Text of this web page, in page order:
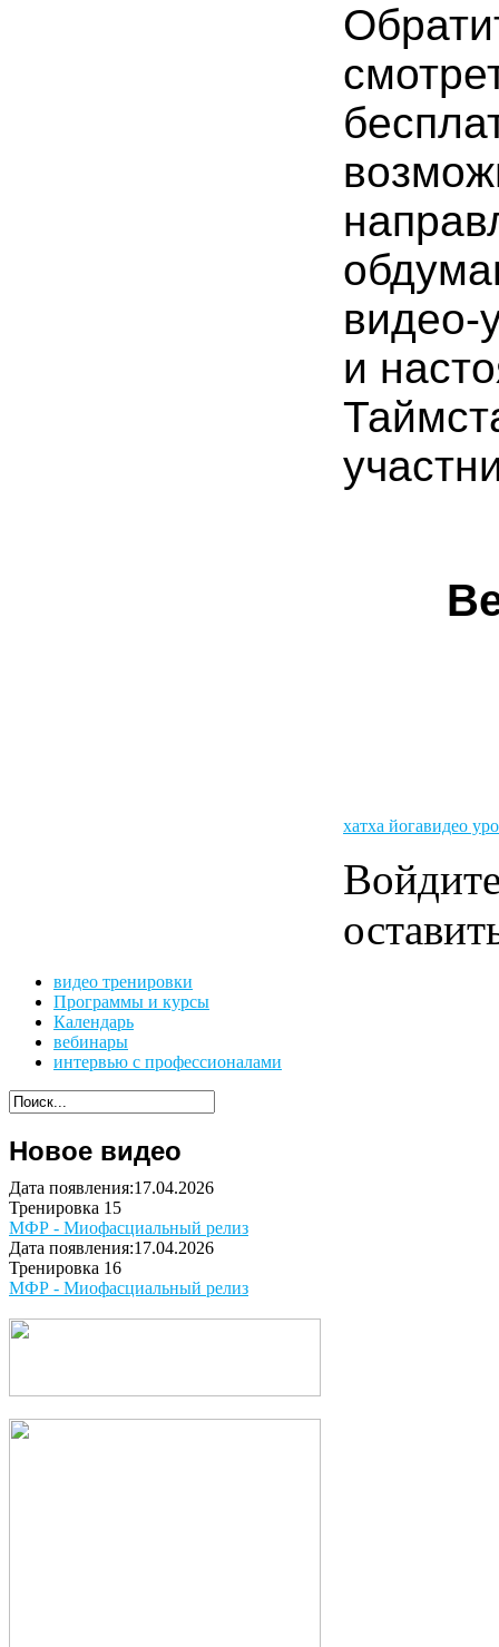
видео-
и
хатха йогавидео
видео тренировки
Программы и курсы
Календарь
вебинары
интервью с профессионалами
Новое видео
Дата появления:17.04.2026
Тренировка 15
МФР - Миофасциальный релиз
Дата появления:17.04.2026
Тренировка 16
МФР - Миофасциальный релиз